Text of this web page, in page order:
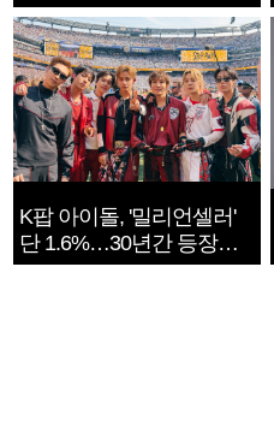
K팝 아이돌, '밀리언셀러'
단 1.6%…30년간 등장
1182개팀 전수조사